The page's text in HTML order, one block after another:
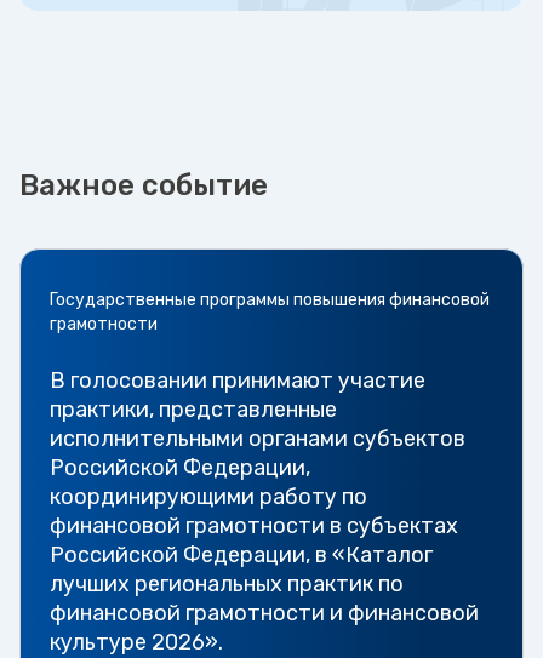
Важное событие
Государственные программы повышения финансовой
грамотности
В голосовании принимают участие
практики, представленные
исполнительными органами субъектов
Российской Федерации,
координирующими работу по
финансовой грамотности в субъектах
Российской Федерации, в «Каталог
лучших региональных практик по
финансовой грамотности и финансовой
культуре 2026».